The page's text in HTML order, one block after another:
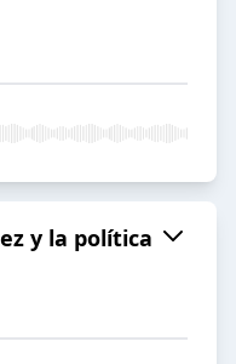
y la política